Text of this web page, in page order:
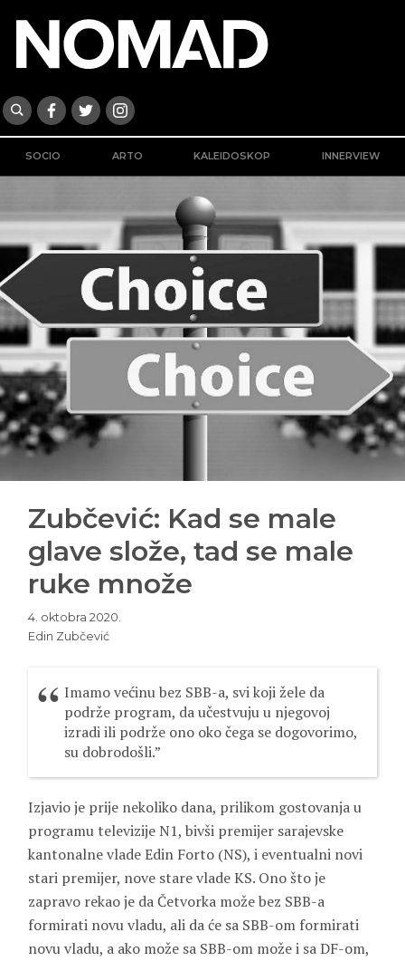
SOCIO ARTO KALEIDOSKOP INNERVIEW
Zubčević: Kad se male
glave slože, tad se male
ruke množe
4. oktobra 2020.
Edin Zubčević
Imamo većinu bez SBB-a, svi koji žele da
podrže program, da učestvuju u njegovoj
izradi ili podrže ono oko čega se dogovorimo,
su dobrodošli.”
Izjavio je prije nekoliko dana, prilikom gostovanja u
programu televizije N1, bivši premijer sarajevske
kantonalne vlade Edin Forto (NS), i eventualni novi
stari premijer, nove stare vlade KS. Ono što je
zapravo rekao je da Četvorka može bez SBB-a
formirati novu vladu, ali da će sa SBB-om formirati
novu vladu, a ako može sa SBB-om može i sa DF-om,